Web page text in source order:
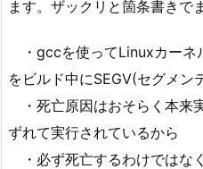
ます。ザックリと箇条書きで
・gccを使ってLinuxカーネ
をビルド中にSEGV(セグメン
・死亡原因はおそらく本来
ずれて実行されているから
・必ず死亡するわけではな